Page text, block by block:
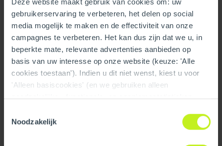
gebruikerservaring te verbeteren, het delen op social
media mogelijk te maken en de effectiviteit van onze
campagnes te verbeteren. Het kan dus zijn dat we u, in
beperkte mate, relevante advertenties aanbieden op
basis van uw interesse op onze website (keuze: 'Alle
cookies toestaan'). Indien u dit niet wenst, kiest u voor
'Alleen basiscookies' (en we gebruiken alleen
noodzakelijke-, functionele- en anoniemestatistieken
De 'Details tonen' knop geeft per categorie een korte
uitleg. Op onze privacy statementpagina vindt u nadere
informatie. Op deze pagina kunt u tevens uw keuze
Noodzakelijk
General
Product Name 10" Bird Screens SS
Trade name InnoFlue
0815010011836
Part number 250410608330
Technical